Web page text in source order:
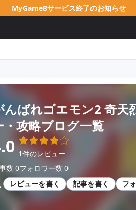
MyGame8サービス終了のお知らせ
んばれゴエモン2 奇天
・攻略ブログ一覧
1件のレビュー
数 0フォロワー数 0
レビューを書く
記事を書く フ